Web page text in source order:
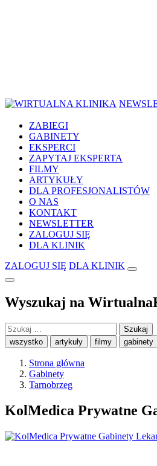
ZABIEGI
GABINETY
EKSPERCI
ZAPYTAJ EKSPERTA
FILMY
ARTYKUŁY
DLA PROFESJONALISTÓW
O NAS
KONTAKT
NEWSLETTER
ZALOGUJ SIĘ
DLA KLINIK
ZALOGUJ SIĘ DLA KLINIK
Wyszukaj na
Szukaj:
wszystko artykuły filmy gabinety
Strona główna
Gabinety
Tarnobrzeg
KolMedica Prywatne